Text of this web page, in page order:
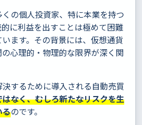
の個人投資家、特に本業を持つ
に利益を出すことは極めて困難
ます。その背景には、仮想通貨
心理的・物理的な限界が深く関
するために導入される自動売買
なく、むしろ新たなリスクを生
るのです。